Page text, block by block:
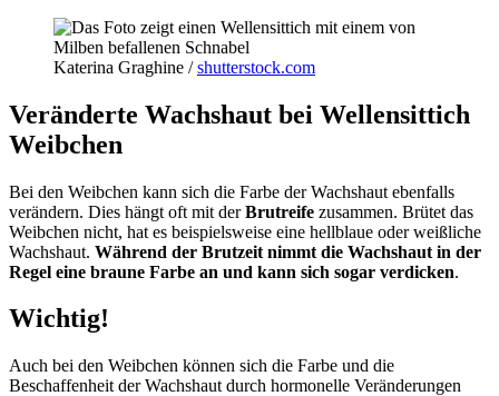
Katerina Graghine /shutterstock.com
Veränderte Wachshaut bei Wellensittich
Weibchen
Bei den Weibchen kann sich die Farbe der Wachshaut ebenfalls
verändern. Dies hängt oft mit derBrutreife zusammen. Brütet das
Weibchen nicht, hat es beispielsweise eine hellblaue oder weißliche
Wachshaut. Während der Brutzeit nimmt die Wachshaut in der
Regel eine braune Farbe an und kann sich sogar verdicken.
Wichtig!
Auch bei den Weibchen können sich die Farbe und die
Beschaffenheit der Wachshaut durch hormonelle Veränderungen